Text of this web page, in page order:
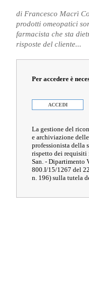
di Francesco Macrì
prodotti omeopatici
farmacista che sta
risposte del cliente...
Per accedere è
ACCEDI
La gestione del
e archiviazione
professionista della
rispetto dei
San. - Dipartimento
800.I/15/1267 del
n. 196) sulla tutela